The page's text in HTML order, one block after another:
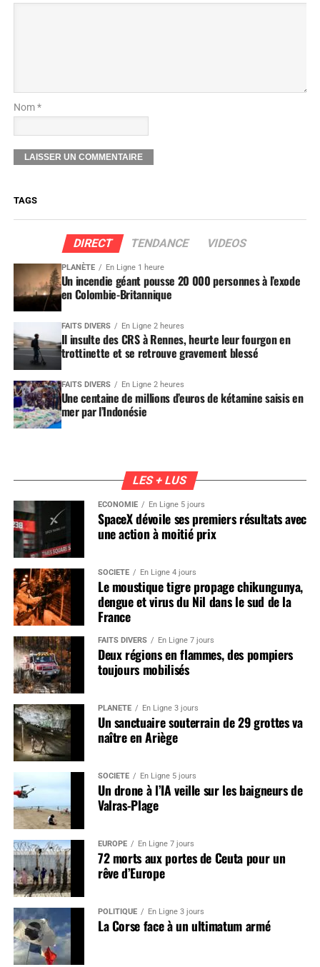
Nom *
TAGS
DIRECT TENDANCE VIDEOS
PLANÈTE En Ligne 1 heure
Un incendie géant pousse 20 000 personnes à l’exode
en Colombie-Britannique
FAITS DIVERS En Ligne 2 heures
Il insulte des CRS à Rennes, heurte leur fourgon en
trottinette et se retrouve gravement blessé
FAITS DIVERS En Ligne 2 heures
Une centaine de millions d’euros de kétamine saisis en
mer par l’Indonésie
LES + LUS
ÉCONOMIE En Ligne 5 jours
SpaceX dévoile ses premiers résultats avec
une action à moitié prix
SOCIÉTÉ En Ligne 4 jours
Le moustique tigre propage chikungunya,
dengue et virus du Nil dans le sud de la
France
FAITS DIVERS En Ligne 7 jours
Deux régions en flammes, des pompiers
toujours mobilisés
PLANÈTE En Ligne 3 jours
Un sanctuaire souterrain de 29 grottes va
naître en Ariège
SOCIÉTÉ En Ligne 5 jours
Un drone à l’IA veille sur les baigneurs de
Valras-Plage
EUROPE En Ligne 7 jours
72 morts aux portes de Ceuta pour un
rêve d’Europe
POLITIQUE En Ligne 3 jours
La Corse face à un ultimatum armé